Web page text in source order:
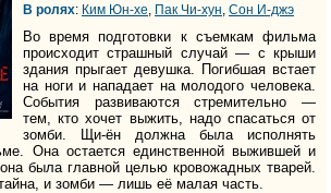
В ролях: Ким Юн-хе, Пак Чи-хун, Сон И-джэ
Во время подготовки к съемкам фильма
происходит страшный случай — с крыши
здания прыгает девушка. Погибшая встает
на ноги и нападает на молодого человека.
События развиваются стремительно —
тем, кто хочет выжить, надо спасаться от
зомби. Щи-ён должна была исполнять
Она остается единственной выжившей и
была главной целью кровожадных тварей.
и зомби — лишь её малая часть.